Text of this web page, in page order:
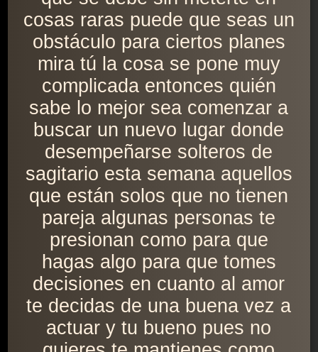
cosas raras puede que seas un
obstáculo para ciertos planes
mira tú la cosa se pone muy
complicada entonces quién
sabe lo mejor sea comenzar a
buscar un nuevo lugar donde
desempeñarse solteros de
sagitario esta semana aquellos
que están solos que no tienen
pareja algunas personas te
presionan como para que
hagas algo para que tomes
decisiones en cuanto al amor
te decidas de una buena vez a
actuar y tu bueno pues no